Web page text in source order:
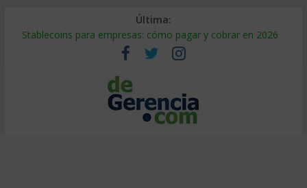
Última:
Stablecoins para empresas: cómo pagar y cobrar en 2026
Despido silencioso: qué es y por qué sale tan caro
IA en selección de personal: cómo auditarla a tiempo
Trabajo forzoso en la cadena de suministro: qué hacer
Mercado hispano de EE. UU.: cómo segmentarlo y venderle